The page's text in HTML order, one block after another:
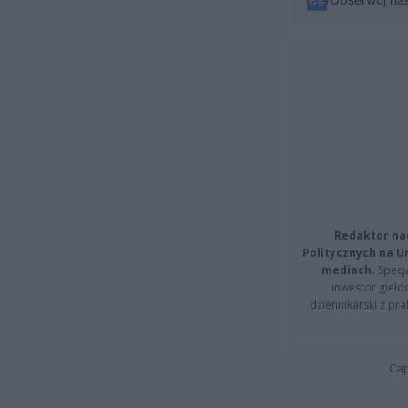
Redaktor
Politycznych na
mediach.
inwestor
dziennikarski z